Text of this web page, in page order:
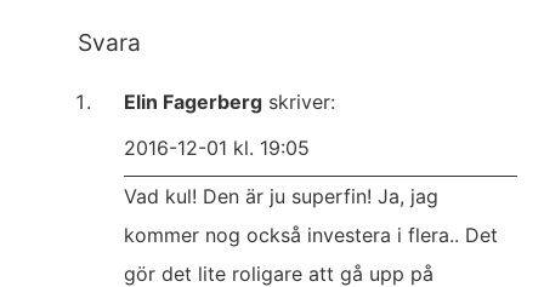
Svara
Elin Fagerberg skriver:
2016-12-01 kl. 19:05
Vad kul! Den är ju superfin! Ja, jag
kommer nog också investera i flera.. Det
gör det lite roligare att gå upp på